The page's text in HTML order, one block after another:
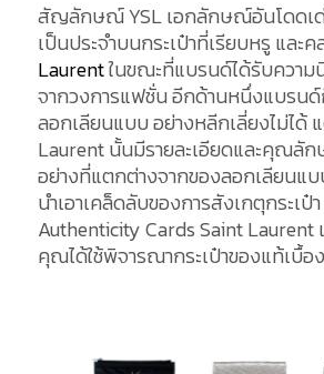
สัญลักษณ์ YSL เอกลักษณ์อันโดดเ
เป็นประจำบนกระเป๋าที่เรียบหรู และ
Laurentในขณะที่แบรนด์ได้รับความ
จากวงการแฟชั่น อีกด้านหนึ่งแบรน
ลอกเลียนแบบ อย่างหลีกเลี่ยงไม่ได้
Laurent นั้นมีรายละเอียดและคุณลั
อย่างที่แตกต่างจากของลอกเลียนแ
นำเอาเคล็ดลับของการสังเกตุกระเป๋
Authenticity Cards Saint Laurent
คุณได้ใช้พิจารณากระเป๋าของแท้เบื้อ